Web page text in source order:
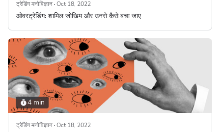
ट्रेडिंग मनोविज्ञान Oct 18, 2022
ओवरट्रेडिंग: शामिल जोखिम और उनसे कैसे बचा जाए
4 min
ट्रेडिंग मनोविज्ञान Oct 18, 2022